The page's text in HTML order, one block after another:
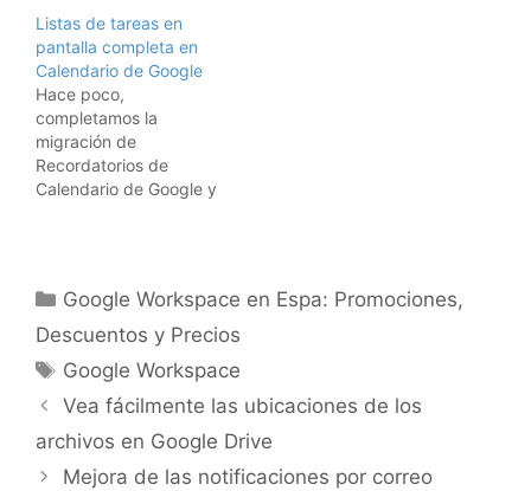
destinatario. Cuando se
realiza una edición en un
elemento asignado en
Tasks, por ejemplo, un
cambio en el título, la…
Listas de tareas en
pantalla completa en
Calendario de Google
Hace poco,
completamos la
migración de
Recordatorios de
Calendario de Google y
administrar todas las
tareas en un solo lugar.
ofreceremos una
experiencia de pantalla
computadoras para ver
todas las…
Categorías
Google Workspace en Espa: Promociones,
Descuentos y Precios
Etiquetas
Google Workspace
Vea fácilmente las ubicaciones de los
archivos en Google Drive
Mejora de las notificaciones por correo